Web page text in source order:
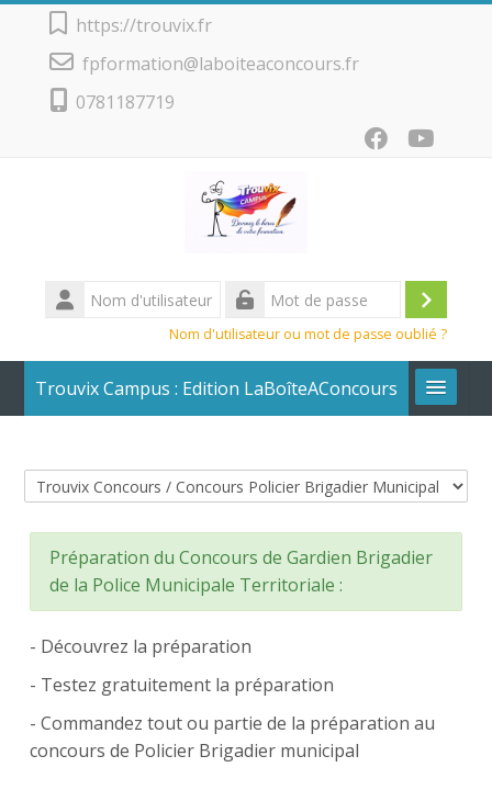
Passer au contenu principal
https://trouvix.fr
fpformation@laboiteaconcours.fr
0781187719
Nom
d'utilisateur
Nom d'utilisateur ou mot de passe oublié ?
Trouvix Campus : Edition LaBoîteAConcours
CAP AEPE
Concours Atsem
Autres Concours
Vers Trouvix
Catégories de cours
Préparation du Concours de Gardien Brigadier
de la Police Municipale Territoriale :
- Découvrez la préparation
- Testez gratuitement la préparation
- Commandez tout ou partie de la préparation au
concours de Policier Brigadier municipal